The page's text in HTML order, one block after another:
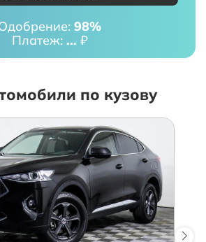
98%
Платеж: ... ₽
по кузову